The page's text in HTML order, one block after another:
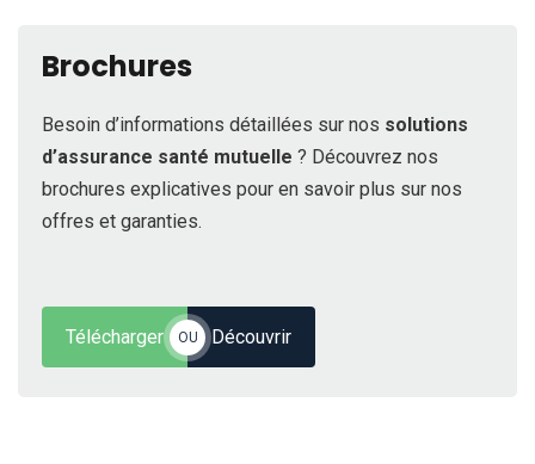
Brochures
Besoin d’informations détaillées sur nos solutions
d’assurance santé mutuelle ? Découvrez nos
brochures explicatives pour en savoir plus sur nos
offres et garanties.
Télécharger OU Découvrir